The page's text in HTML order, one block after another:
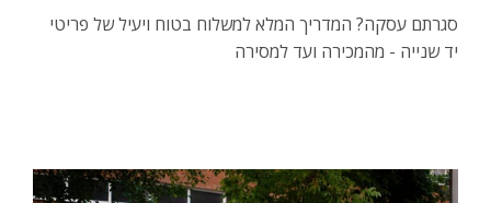
סגרתם עסקה? המדריך המלא למשלוח בטוח ויעיל של פריטי
יד שנייה - מהמכירה ועד למסירה